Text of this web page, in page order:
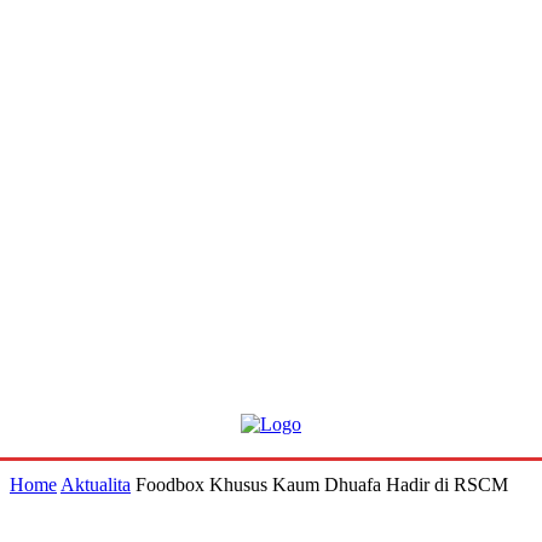
Home Aktualita Foodbox Khusus Kaum Dhuafa Hadir di RSCM